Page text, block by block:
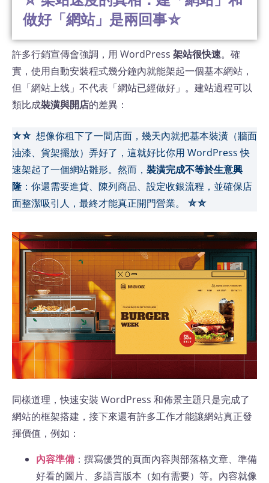
做好「網站」是兩回事⛤
許多行銷宣傳會強調，用 WordPress 架站很快速。確
實，使用自動安裝程式幾分鐘內就能架起一個基本網站，
但「網站上线」不代表「網站已經做好」。建站過程可以
類比成裝潢與開店的差異：
⛤⛤ 想像你租下了一間店面，幾天內就把基本裝潢（牆面
油漆、貨架擺放）弄好了，這就好比你用 WordPress 快
速架起了一個網站雛形。然而， 裝潢完成不等於生意興
隆 ：你還需要進貨、陳列商品、設定收銀流程，並確保店
面整潔吸引人，最終才能真正開門營業。 ⛤⛤
同樣道理，快速安裝 WordPress 和佈景主題只是完成了
網站的框架搭建，接下來還有許多工作才能讓網站真正發
揮價值，例如：
內容準備 ：撰寫優質的頁面內容與部落格文章、準備
好看的圖片、多語言版本（如有需要）等。內容就像